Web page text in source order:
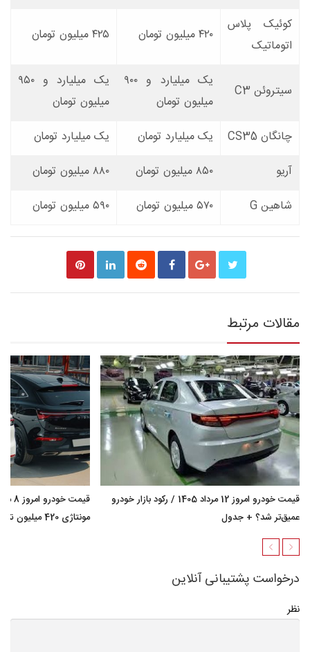
کوئیک پلاس
اتوماتیک
۴۲۰ میلیون تومان ۴۲۵ میلیون تومان
سیتروئن C3
یک میلیارد و ۹۰۰
میلیون تومان
یک میلیارد و ۹۵۰
میلیون تومان
چانگان CS35
یک میلیارد تومان
یک میلیارد تومان
آریو
۸۵۰ میلیون تومان
۸۸۰ میلیون تومان
شاهین G
۵۷۰ میلیون تومان ۵۹۰ میلیون تومان
مقالات مرتبط
قیمت خودرو امروز 12 مرداد 1405 / رکود بازار خودرو
عمیق‌تر شد؟ + جدول
مونتاژی 420 میلیون تومان گران شد؟ + جدول
درخواست پشتیبانی آنلاین
نظر